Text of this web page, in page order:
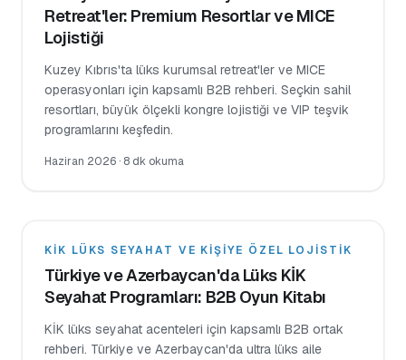
Retreat'ler: Premium Resortlar ve MICE
Lojistiği
Kuzey Kıbrıs'ta lüks kurumsal retreat'ler ve MICE
operasyonları için kapsamlı B2B rehberi. Seçkin sahil
resortları, büyük ölçekli kongre lojistiği ve VIP teşvik
programlarını keşfedin.
Haziran 2026 · 8 dk okuma
KİK LÜKS SEYAHAT VE KIŞIYE ÖZEL LOJISTIK
Türkiye ve Azerbaycan'da Lüks KİK
Seyahat Programları: B2B Oyun Kitabı
KİK lüks seyahat acenteleri için kapsamlı B2B ortak
rehberi. Türkiye ve Azerbaycan'da ultra lüks aile